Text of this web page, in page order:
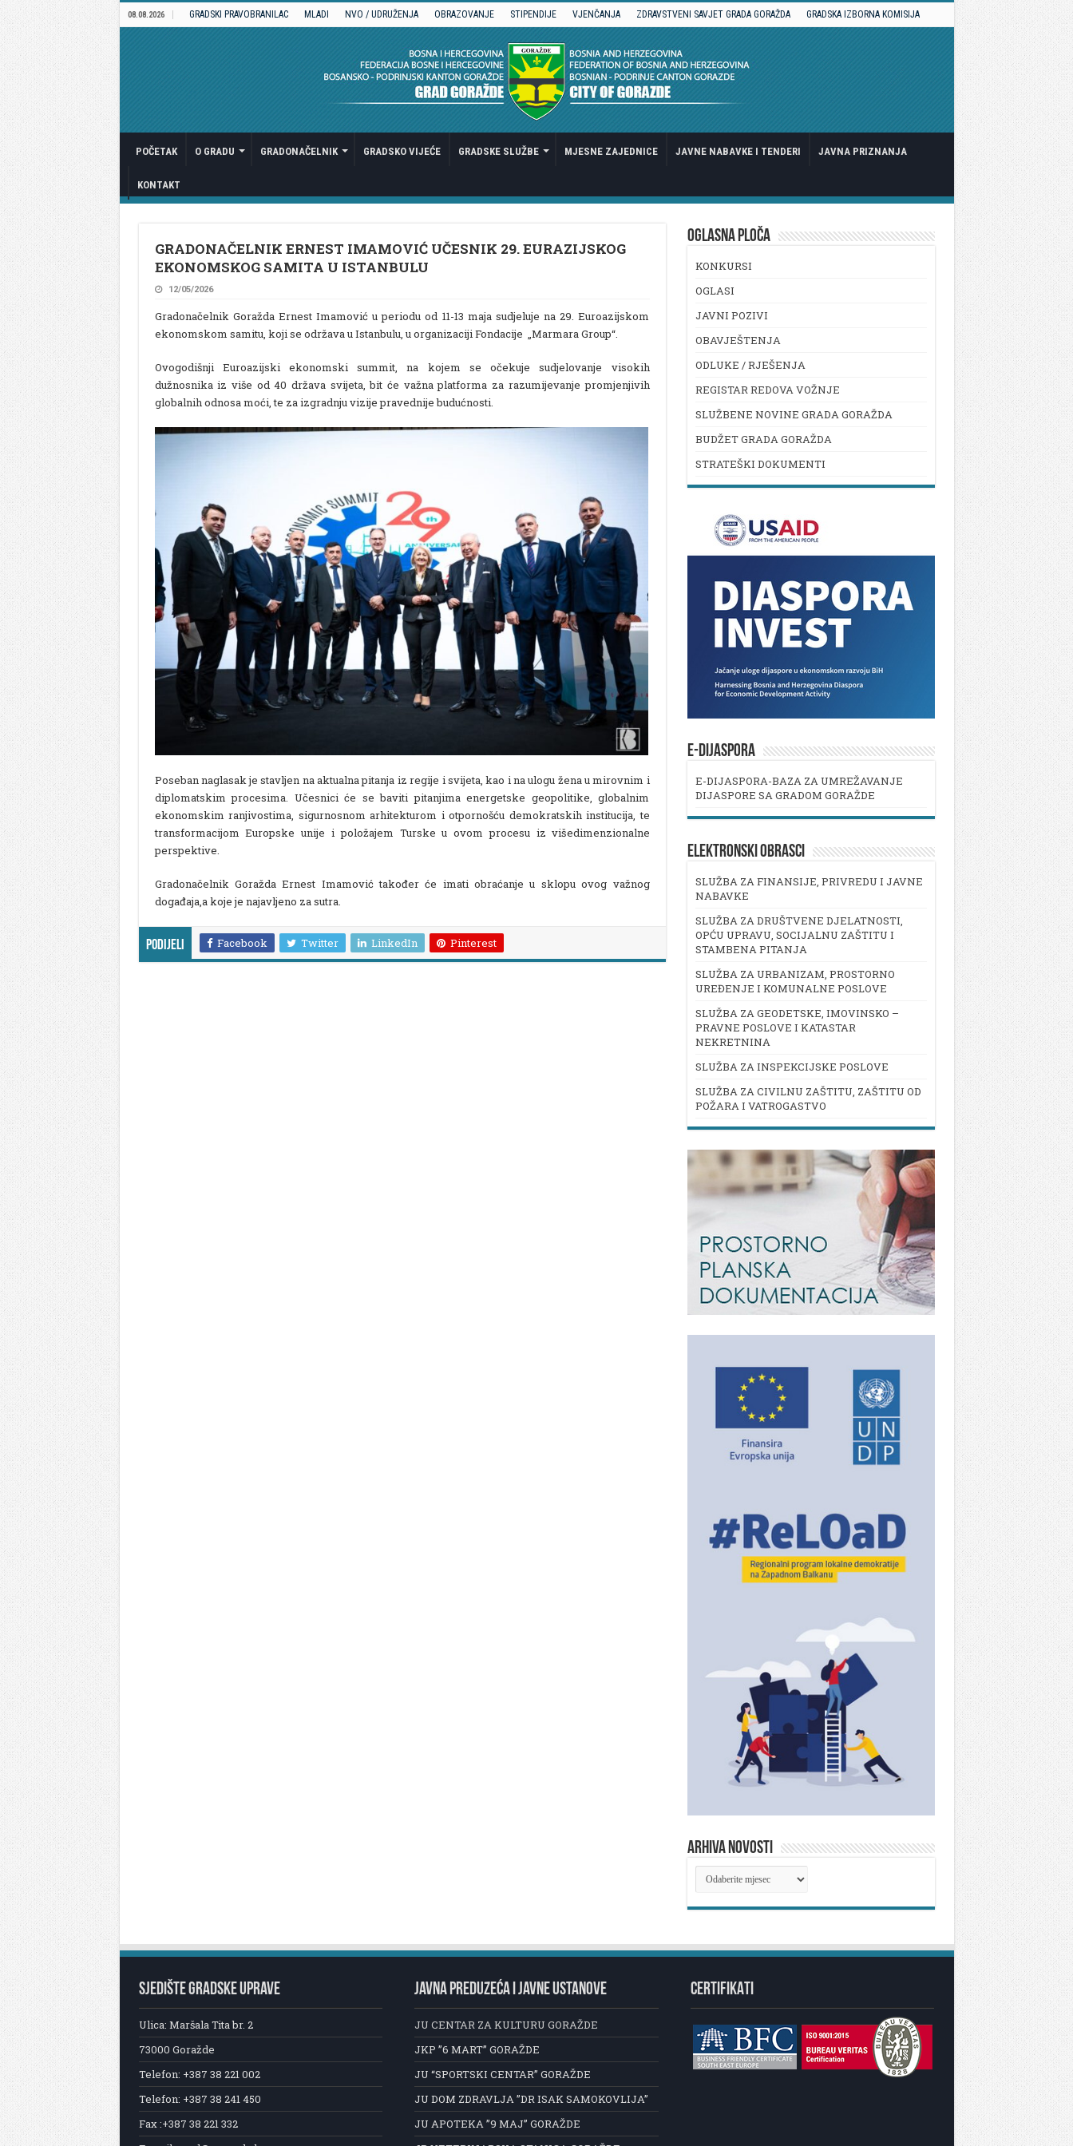
08.08.2026 GRADSKI PRAVOBRANILAC MLADI NVO / UDRUŽENJA OBRAZOVANJE STIPENDIJE VJENČANJA ZDRAVSTVENI SAVJET GRADA GORAŽDA GRADSKA IZBORNA KOMISIJA
POČETAK O GRADU GRADONAČELNIK GRADSKO VIJEĆE GRADSKE SLUŽBE MJESNE ZAJEDNICE JAVNE NABAVKE I TENDERI JAVNA PRIZNANJA
KONTAKT
GRADONAČELNIK ERNEST IMAMOVIĆ UČESNIK 29. EURAZIJSKOG
EKONOMSKOG SAMITA U ISTANBULU
12/05/2026
Gradonačelnik Goražda Ernest Imamović u periodu od 11-13 maja sudjeluje na 29. Euroazijskom
ekonomskom samitu, koji se održava u Istanbulu, u organizaciji Fondacije „Marmara Group“.
Ovogodišnji Euroazijski ekonomski summit, na kojem se očekuje sudjelovanje visokih
dužnosnika iz više od 40 država svijeta, bit će važna platforma za razumijevanje promjenjivih
globalnih odnosa moći, te za izgradnju vizije pravednije budućnosti.
Poseban naglasak je stavljen na aktualna pitanja iz regije i svijeta, kao i na ulogu žena u mirovnim i
diplomatskim procesima. Učesnici će se baviti pitanjima energetske geopolitike, globalnim
ekonomskim ranjivostima, sigurnosnom arhitekturom i otpornošću demokratskih institucija, te
transformacijom Europske unije i položajem Turske u ovom procesu iz višedimenzionalne
perspektive.
Gradonačelnik Goražda Ernest Imamović također će imati obraćanje u sklopu ovog važnog
događaja,a koje je najavljeno za sutra.
Podijeli Facebook Twitter LinkedIn Pinterest
OGLASNA PLOČA
KONKURSI
OGLASI
JAVNI POZIVI
OBAVJEŠTENJA
ODLUKE / RJEŠENJA
REGISTAR REDOVA VOŽNJE
SLUŽBENE NOVINE GRADA GORAŽDA
BUDŽET GRADA GORAŽDA
STRATEŠKI DOKUMENTI
E-DIJASPORA
E-DIJASPORA-BAZA ZA UMREŽAVANJE
DIJASPORE SA GRADOM GORAŽDE
ELEKTRONSKI OBRASCI
SLUŽBA ZA FINANSIJE, PRIVREDU I JAVNE
NABAVKE
SLUŽBA ZA DRUŠTVENE DJELATNOSTI,
OPĆU UPRAVU, SOCIJALNU ZAŠTITU I
STAMBENA PITANJA
SLUŽBA ZA URBANIZAM, PROSTORNO
UREĐENJE I KOMUNALNE POSLOVE
SLUŽBA ZA GEODETSKE, IMOVINSKO –
PRAVNE POSLOVE I KATASTAR
NEKRETNINA
SLUŽBA ZA INSPEKCIJSKE POSLOVE
SLUŽBA ZA CIVILNU ZAŠTITU, ZAŠTITU OD
POŽARA I VATROGASTVO
ARHIVA NOVOSTI
ARHIVA
NOVOSTI
SJEDIŠTE GRADSKE UPRAVE
Ulica: Maršala Tita br. 2
73000 Goražde
Telefon: +387 38 221 002
Telefon: +387 38 241 450
Fax :+387 38 221 332
JAVNA PREDUZEĆA I JAVNE USTANOVE
JU CENTAR ZA KULTURU GORAŽDE
JKP ”6 MART” GORAŽDE
JU “SPORTSKI CENTAR” GORAŽDE
JU DOM ZDRAVLJA ”DR ISAK SAMOKOVLIJA”
JU APOTEKA ”9 MAJ” GORAŽDE
CERTIFIKATI